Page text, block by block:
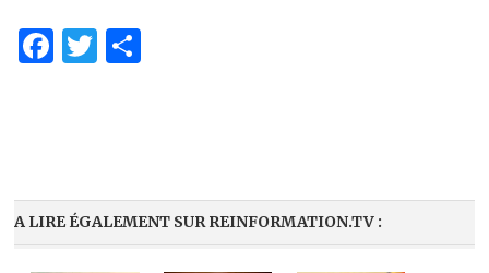
Facebook
Twitter
A LIRE ÉGALEMENT SUR REINFORMATION.TV :